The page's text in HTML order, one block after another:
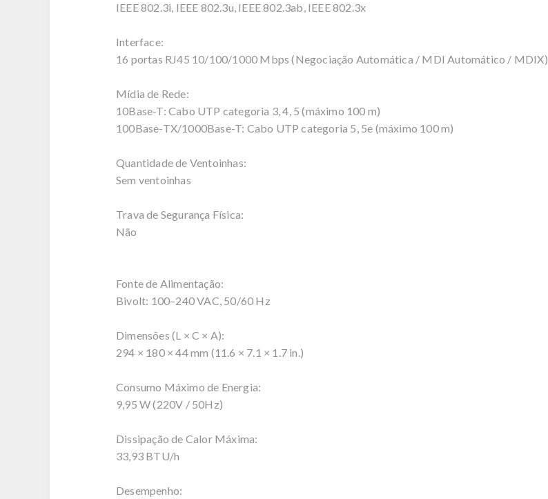
IEEE 802.3i, IEEE 802.3u, IEEE 802.3ab, IEEE 802.3x
Interface:
16 portas RJ45 10/100/1000 Mbps (Negociação Automática / MDI Automático / MDIX)
Mídia de Rede:
10Base-T: Cabo UTP categoria 3, 4, 5 (máximo 100 m)
100Base-TX/1000Base-T: Cabo UTP categoria 5, 5e (máximo 100 m)
Quantidade de Ventoinhas:
Sem ventoinhas
Trava de Segurança Física:
Não
Fonte de Alimentação:
Bivolt: 100–240 VAC, 50/60 Hz
Dimensões (L × C × A):
294 × 180 × 44 mm (11.6 × 7.1 × 1.7 in.)
Consumo Máximo de Energia:
9,95 W (220V / 50Hz)
Dissipação de Calor Máxima:
33,93 BTU/h
Desempenho: